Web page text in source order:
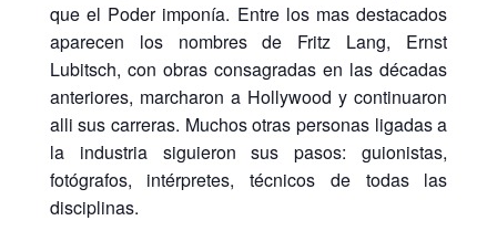
que el Poder imponía. Entre los mas destacados
aparecen los nombres de Fritz Lang, Ernst
Lubitsch, con obras consagradas en las décadas
anteriores, marcharon a Hollywood y continuaron
alli sus carreras. Muchos otras personas ligadas a
la industria siguieron sus pasos: guionistas,
fotógrafos, intérpretes, técnicos de todas las
disciplinas.